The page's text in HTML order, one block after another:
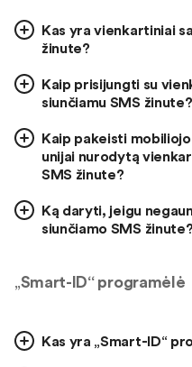
Kas yra vienkartiniai
žinute?
Kaip prisijungti su
siunčiamu SMS žinute?
Kaip pakeisti
unijai nurodytą
SMS žinute?
Ką daryti, jeigu
siunčiamo SMS žinute?
„Smart-ID“ programėlė
Kas yra „Smart-ID“